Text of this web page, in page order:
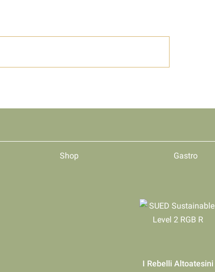
Shop Gastro
I Rebelli Altoatesini